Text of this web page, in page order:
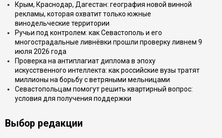
Крым, Краснодар, Дагестан: география новой винной
рекламы, которая охватит только южные
винодельческие территории
Ручьи под контролем: как Севастополь и его
многострадальные ливнёвки прошли проверку ливнем 9
июля 2026 года
Проверка на антиплагиат диплома в эпоху
искусственного интеллекта: как российские вузы тратят
миллионы на борьбу с ветряными мельницами
Севастопольцам помогут решить квартирный вопрос:
условия для получения поддержки
Выбор редакции